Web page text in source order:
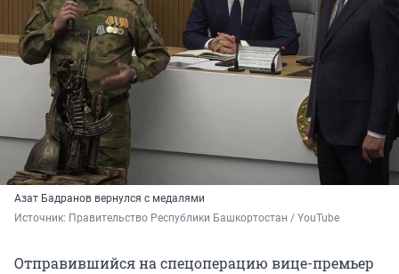
Азат Бадранов вернулся с медалями
Источник: Правительство Республики Башкортостан / YouTube
Отправившийся на спецоперацию вице-премьер